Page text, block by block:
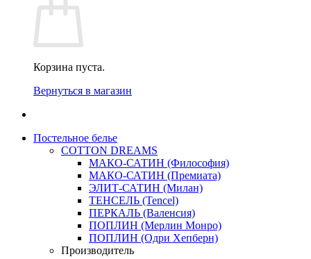
Корзина пуста.
Вернуться в магазин
Постельное белье
COTTON DREAMS
МАКО-САТИН (Философия)
МАКО-САТИН (Премиата)
ЭЛИТ-САТИН (Милан)
ТЕНСЕЛЬ (Tencel)
ПЕРКАЛЬ (Валенсия)
ПОПЛИН (Мерлин Монро)
ПОПЛИН (Одри Хепберн)
Производитель